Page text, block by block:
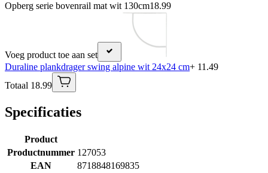
Opberg serie bovenrail mat wit 130cm18.99
Voeg product toe aan set
Duraline plankdrager swing alpine wit 24x24 cm+ 11.49
Totaal 18.99
Specificaties
Product
Productnummer 127053
EAN
8718848169835